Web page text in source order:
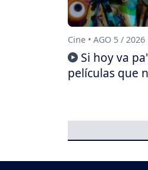
Cine • AGO 5 / 2026
Si hoy va
películas que